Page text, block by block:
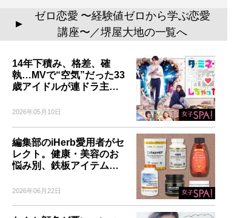
▲
ゼロ恋愛 〜経験値ゼロから学ぶ恋愛
講座〜／堺屋大地の一覧へ
14年下積み、格差、確
執…MVで“空気”だった33
歳アイドルが連ドラ主…
2026年05月10日
編集部のiHerb愛用者がセ
レクト。健康・美容のお
悩み別、鉄板アイテム…
2026年06月22日